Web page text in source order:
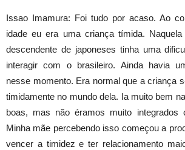
Issao Imamura: Foi tudo por acaso. Ao
idade eu era uma criança tímida.
descendente de japoneses tinha uma
interagir com o brasileiro. Ainda havia
nesse momento. Era normal que a criança
timidamente no mundo dela. Ia muito bem
boas, mas não éramos muito integrados
Minha mãe percebendo isso começou a
vencer a timidez e ter relacionamento